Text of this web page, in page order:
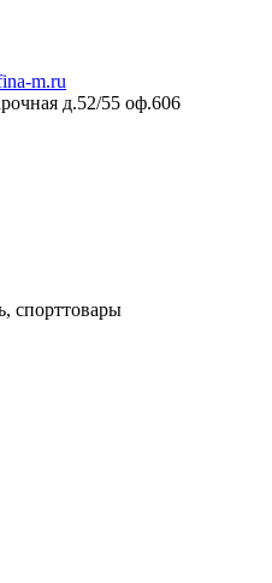
m.ru
д.52/55 оф.606
спорттовары